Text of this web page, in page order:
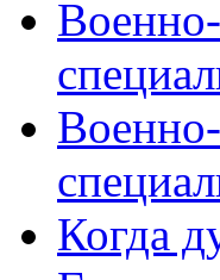
Когда